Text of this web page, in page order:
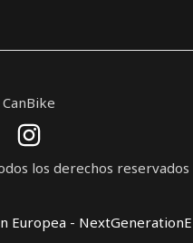
CanBike
los derechos reservados
Europea -